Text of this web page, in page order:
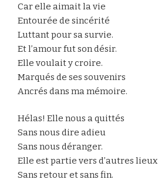
Car elle aimait la vie
Entourée de sincérité
Luttant pour sa survie.
Et l’amour fut son désir.
Elle voulait y croire.
Marqués de ses souvenirs
Ancrés dans ma mémoire.
Hélas! Elle nous a quittés
Sans nous dire adieu
Sans nous déranger.
Elle est partie vers d’autres lieux
Sans retour et sans fin.